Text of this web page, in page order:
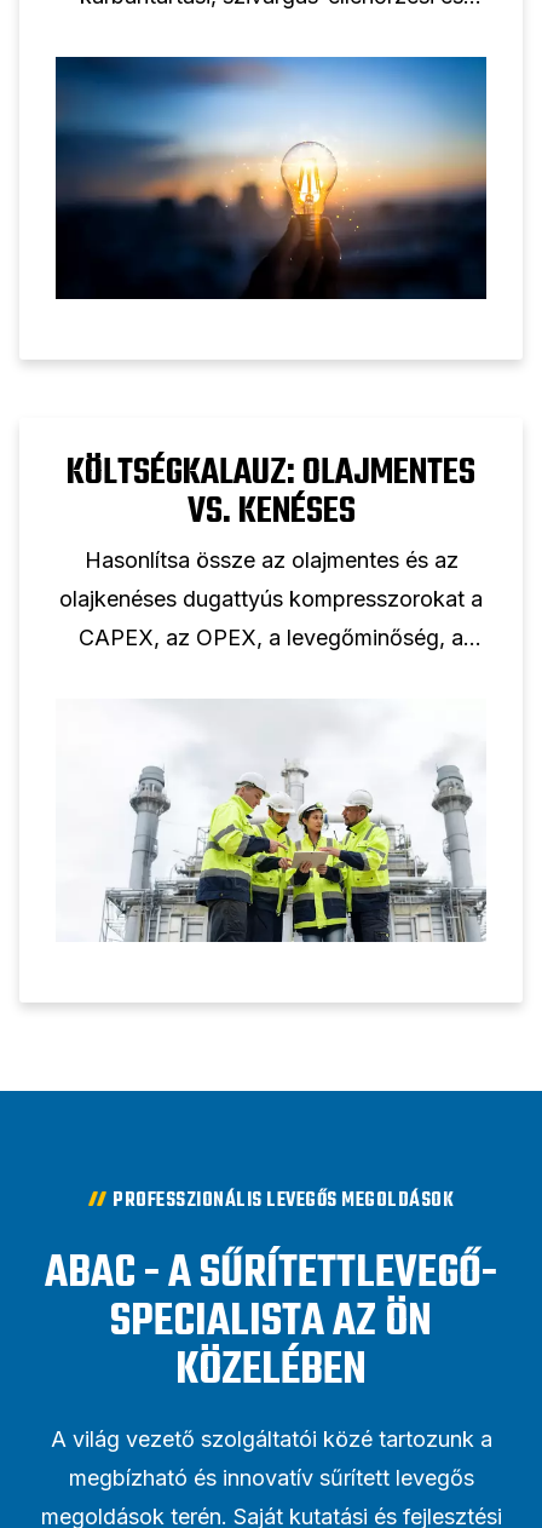
megoldásokkal kapcsolatos tippjeinkkel.
KÖLTSÉGKALAUZ: OLAJMENTES
VS. KENÉSES
Hasonlítsa össze az olajmentes és az
olajkenéses dugattyús kompresszorokat a
CAPEX, az OPEX, a levegőminőség, a
megoldást.
PROFESSZIONÁLIS LEVEGŐS MEGOLDÁSOK
ABAC - A SŰRÍTETTLEVEGŐ-
SPECIALISTA AZ ÖN
KÖZELÉBEN
A világ vezető szolgáltatói közé tartozunk a
megbízható és innovatív sűrített levegős
megoldások terén. Saját kutatási és fejlesztési